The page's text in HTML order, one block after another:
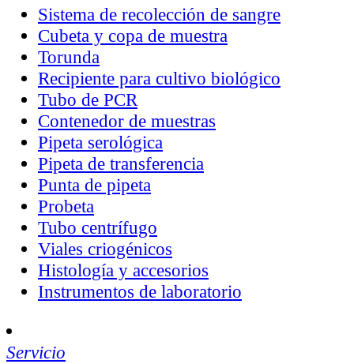
Sistema de recolección de sangre
Cubeta y copa de muestra
Torunda
Recipiente para cultivo biológico
Tubo de PCR
Contenedor de muestras
Pipeta serológica
Pipeta de transferencia
Punta de pipeta
Probeta
Tubo centrífugo
Viales criogénicos
Histología y accesorios
Instrumentos de laboratorio
Servicio